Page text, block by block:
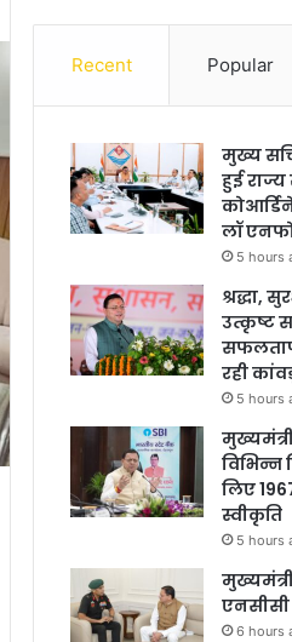
Recent Popular
मुख्य
हुई
लॉ
5 hours
श्रद्धा,
उत्कृष्ट
रही
5 hours
लिए
स्वीकृति
5 hours
एनसीसी
6 hours